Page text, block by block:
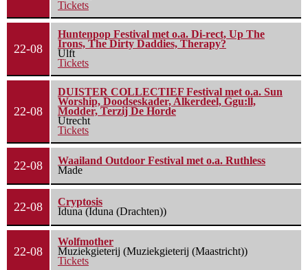
Tickets
22-08
Huntenpop Festival met o.a. Di-rect, Up The
Irons, The Dirty Daddies, Therapy?
Ulft
Tickets
22-08
DUISTER COLLECTIEF Festival met o.a. Sun
Worship, Doodseskader, Alkerdeel, Ggu:ll,
Modder, Terzij De Horde
Utrecht
Tickets
22-08
Waailand Outdoor Festival met o.a. Ruthless
Made
22-08
Cryptosis
Iduna (Iduna (Drachten))
22-08
Wolfmother
Muziekgieterij (Muziekgieterij (Maastricht))
Tickets